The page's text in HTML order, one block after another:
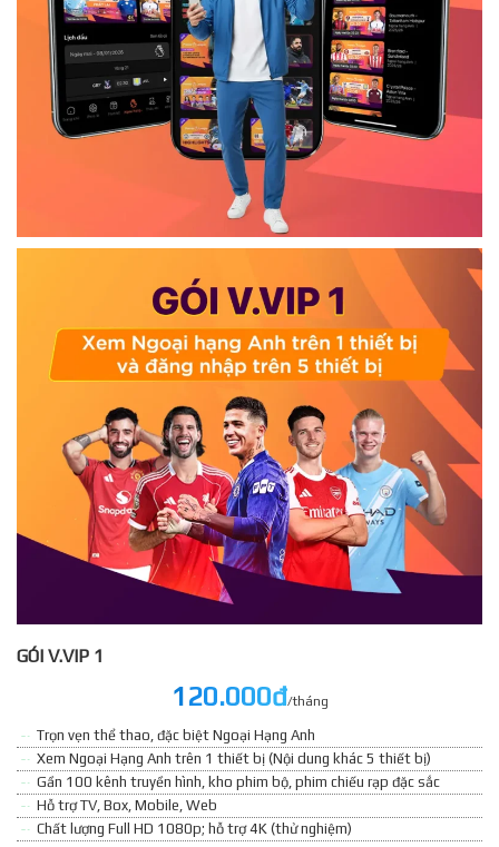
GÓI V.VIP 1
120.000đ/tháng
Trọn vẹn thể thao, đặc biệt Ngoại Hạng Anh
Xem Ngoại Hạng Anh trên 1 thiết bị (Nội dung khác 5 thiết bị)
Gần 100 kênh truyền hình, kho phim bộ, phim chiếu rạp đặc sắc
Hỗ trợ TV, Box, Mobile, Web
Chất lượng Full HD 1080p; hỗ trợ 4K (thử nghiệm)